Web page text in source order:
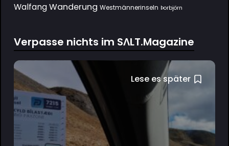
Walfang Wanderung Westmännerinseln Þorbjörn
Verpasse nichts im SΛLT.Magazine
Lese es später